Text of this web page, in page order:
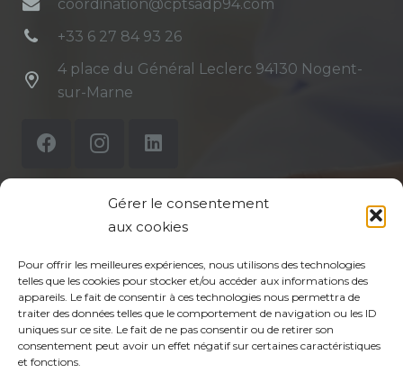
Gérer le consentement
aux cookies
Pour offrir les meilleures expériences, nous utilisons des technologies
telles que les cookies pour stocker et/ou accéder aux informations des
appareils. Le fait de consentir à ces technologies nous permettra de
traiter des données telles que le comportement de navigation ou les ID
uniques sur ce site. Le fait de ne pas consentir ou de retirer son
consentement peut avoir un effet négatif sur certaines caractéristiques
et fonctions.
coordination@cptsadp94.com
+33 6 27 84 93 26
4 place du Général Leclerc 94130 Nogent-
sur-Marne
Mentions légales
Politique de confidentialité du site
Politique de protection des données de la CPTS
ADP 94